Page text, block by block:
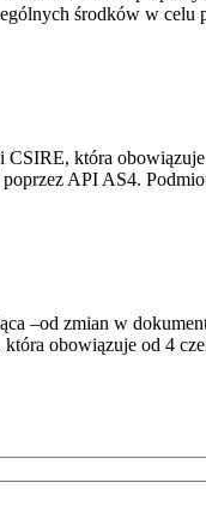
środków w
która
API AS4.
–od zmian w
obowiązuje od 4